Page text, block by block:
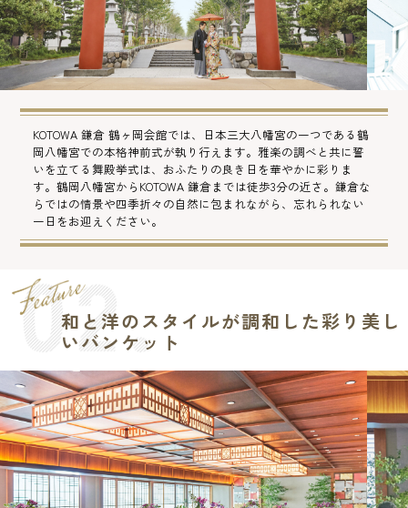
KOTOWA 鎌倉 鶴ヶ岡会館では、日本三大八幡宮の一つである鶴
岡八幡宮での本格神前式が執り行えます。雅楽の調べと共に誓
いを立てる舞殿挙式は、おふたりの良き日を華やかに彩りま
す。鶴岡八幡宮からKOTOWA 鎌倉までは徒歩3分の近さ。鎌倉な
らではの情景や四季折々の自然に包まれながら、忘れられない
一日をお迎えください。
和と洋のスタイルが調和した彩り美し
いバンケット